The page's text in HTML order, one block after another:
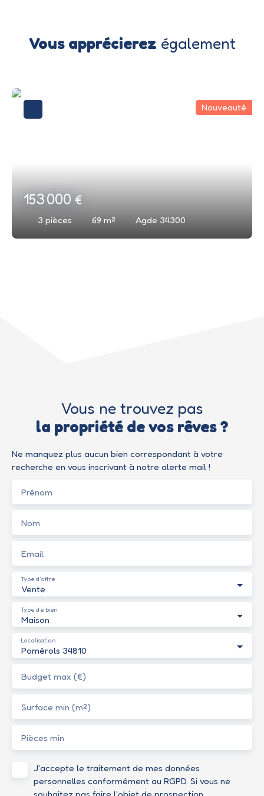
Vous apprécierez également
153 000€
3 pièces 69 m² Agde 34300
Nouveauté
Vous ne trouvez pas
la propriété de vos rêves ?
Ne manquez plus aucun bien correspondant à votre
recherche en vous inscrivant à notre alerte mail !
Prénom
Nom
Email
Vente
Type d'offre
Maison
Type de bien
Pomérols 34810
Localisation
Budget max (€)
Surface min (m²)
Pièces min
J'accepte le traitement de mes données
personnelles conformément au RGPD. Si vous ne